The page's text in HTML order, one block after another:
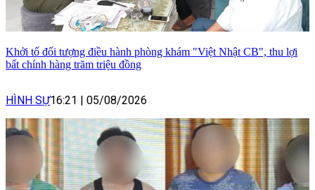
Khởi tố đối tượng điều hành phòng khám "Việt Nhật CB", thu lợi
bất chính hàng trăm triệu đồng
HÌNH SỰ16:21 | 05/08/2026